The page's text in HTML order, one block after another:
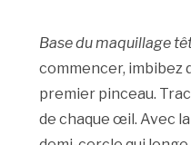
Base du maquillage
commencer, imbibez
premier pinceau.
de chaque œil. Avec